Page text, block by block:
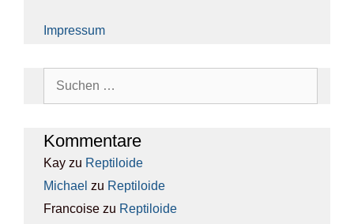
Impres­sum
Kom­men­ta­re
Kay zu Rep­ti­lo­ide
Michael zu Rep­ti­lo­ide
Francoise zu Rep­ti­lo­ide